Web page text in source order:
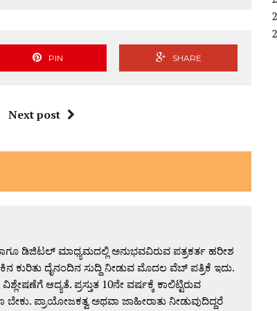
PIN SHARE
Next post
ಡಿಜಿಟಲ್ ಮಾಧ್ಯಮದಲ್ಲಿ ಅನುಭವವಿರುವ ಪತ್ರಕರ್ತ ಹರೀಶ
ಕುರಿತು ದೈನಂದಿನ ಸುದ್ದಿ ನೀಡುವ ಮೊದಲ ವೆಬ್ ಪತ್ರಿಕೆ ಇದು.
ಆದ್ಯತೆ. ಪ್ರಸ್ತುತ 10ನೇ ವರ್ಷಕ್ಕೆ ಕಾಲಿಟ್ಟಿರುವ
ಪ್ರಾಯೋಜಕತ್ವ ಅಥವಾ ಜಾಹೀರಾತು ನೀಡುವುದಿದ್ದರೆ